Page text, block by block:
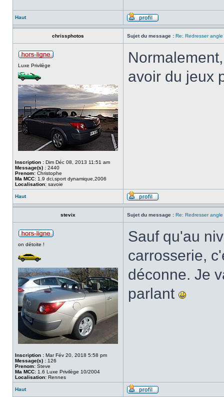
Haut
chrissphotos Sujet du message : Re: Redresser
Luxe Privilège
Inscription : Dim Déc 08, 2013 11:51 am
Message(s) : 2440
Prenom: Christophe
Ma MCC: 1.9 dci,sport dynamique,2006
Localisation: savoie
avoir du jeux
Haut
stevix Sujet du message : Re: Redresser
on détoite !
Inscription : Mar Fév 20, 2018 5:58 pm
Message(s) : 126
Prenom: Steve
Ma MCC: 1.6 Luxe Privilège 10/2004
Localisation: Rennes
Sauf qu'au
carrosserie,
déconne. Je
parlant
Haut